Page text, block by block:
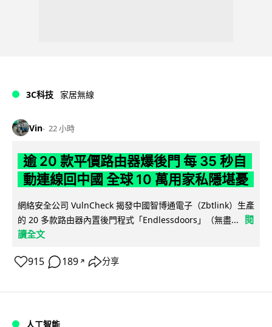
3C科技 家居無線
Vin 22 小時
逾 20 款平價路由器爆後門 每 35 秒自
動連線回中國 全球 10 萬用家私隱堪憂
網絡安全公司 VulnCheck 揭發中國智博通電子（Zbtlink）生產
的 20 多款路由器內置後門程式「Endlessdoors」（無盡...
閱
讀全文
915 189 ↗ 分享
人工智能